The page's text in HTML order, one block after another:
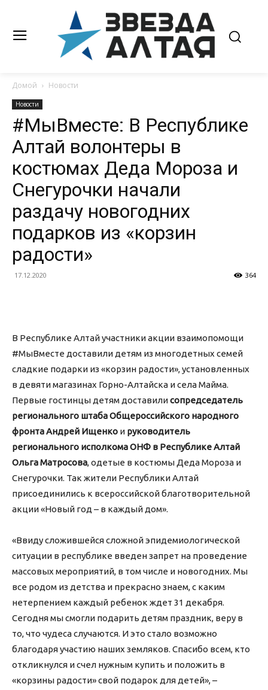
Домой Новости
Новости
#МыВместе: В Республике
Алтай волонтеры в
костюмах Деда Мороза и
Снегурочки начали
раздачу новогодних
подарков из «корзин
радости»
17.12.2020 364
В Республике Алтай участники акции взаимопомощи
#МыВместе доставили детям из многодетных семей
сладкие подарки из «корзин радости», установленных
в девяти магазинах Горно-Алтайска и села Майма.
Первые гостинцы детям доставилисопредседатель
регионального штаба Общероссийского народного
фронта Андрей Ищенко и руководитель
регионального исполкома ОНФ в Республике Алтай
Ольга Матросова, одетые в костюмы Деда Мороза и
Снегурочки. Так жители Республики Алтай
присоединились к всероссийской благотворительной
акции «Новый год – в каждый дом».
«Ввиду сложившейся сложной эпидемиологической
ситуации в республике введен запрет на проведение
массовых мероприятий, в том числе и новогодних. Мы
все родом из детства и прекрасно знаем, с каким
нетерпением каждый ребенок ждет 31 декабря.
Сегодня мы смогли подарить детям праздник, веру в
то, что чудеса случаются. И это стало возможно
благодаря участию наших земляков. Спасибо всем, кто
откликнулся и счел нужным купить и положить в
«корзины радости» свой подарок для детей», –